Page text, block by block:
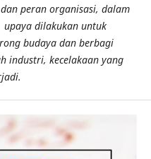
peran organisasi, dalam
upaya dilakukan untuk
budaya dan berbagi
industri, kecelakaan yang